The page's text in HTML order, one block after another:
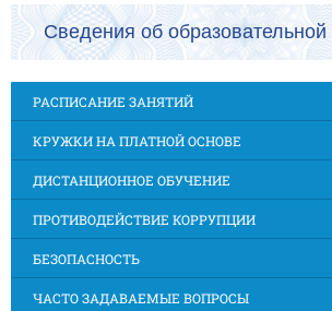
Сведения об образовательной
РАСПИСАНИЕ ЗАНЯТИЙ
КРУЖКИ НА ПЛАТНОЙ ОСНОВЕ
ДИСТАНЦИОННОЕ ОБУЧЕНИЕ
ПРОТИВОДЕЙСТВИЕ КОРРУПЦИИ
БЕЗОПАСНОСТЬ
ЧАСТО ЗАДАВАЕМЫЕ ВОПРОСЫ